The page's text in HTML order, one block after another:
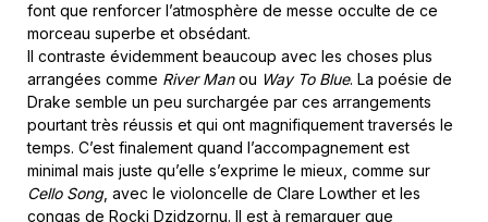
font que renforcer l’atmosphère de messe occulte de ce
morceau superbe et obsédant.
Il contraste évidemment beaucoup avec les choses plus
arrangées comme River Manou Way To Blue. La poésie de
Drake semble un peu surchargée par ces arrangements
pourtant très réussis et qui ont magnifiquement traversés le
temps. C’est finalement quand l’accompagnement est
minimal mais juste qu’elle s’exprime le mieux, comme sur
Cello Song, avec le violoncelle de Clare Lowther et les
congas de Rocki Dzidzornu. Il est à remarquer que